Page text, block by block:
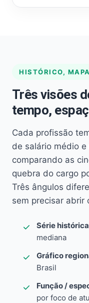
HISTÓRICO,
Três visões
tempo,
Cada profissão
de salário médio
comparando as
quebra do cargo
Três ângulos
sem precisar abrir
Série histórica
mediana
Gráfico
Brasil
Função /
por foco de